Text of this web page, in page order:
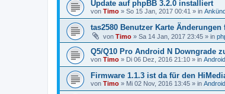
Update auf phpBB 3.2.0 installiert
von Timo » So 15 Jan, 2017 00:41 » in
tas2580 Benutzer Karte
von Timo » Sa 14 Jan, 2017 23:45 » in
Q5/Q10 Pro Android N Downgrade
von Timo » Di 06 Dez, 2016 21:10 » in
Firmware 1.1.3 ist da für den
von Timo » Mi 02 Nov, 2016 13:45 » in